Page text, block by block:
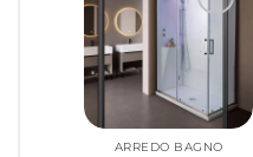
ARREDO BAGNO